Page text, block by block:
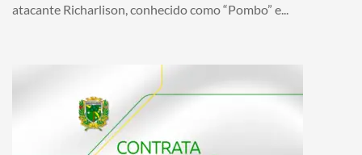
atacante Richarlison, conhecido como “Pombo” e...